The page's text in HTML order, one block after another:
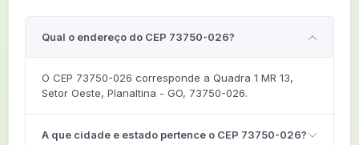
Qual o endereço do CEP 73750-026?
O CEP 73750-026 corresponde a Quadra 1 MR 13,
Setor Oeste, Planaltina - GO, 73750-026.
A que cidade e estado pertence o CEP 73750-026?